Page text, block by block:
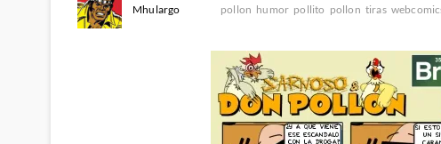
Mhulargo
pollon humor pollito pollon tiras